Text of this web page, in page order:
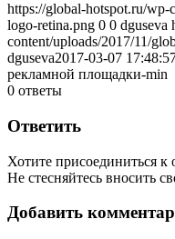
https://global-hotspot.ru/wp-
logo-retina.png 0 0 dguseva
content/uploads/2017/11/
dguseva2017-03-07
рекламной площадки-min
0 ответы
Ответить
Хотите присоединиться
Не стесняйтесь вносить
Добавить